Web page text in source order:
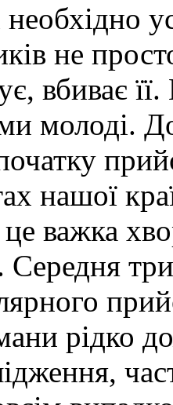
не
вбиває
молоді.
нашої
важка
Середня
рідко